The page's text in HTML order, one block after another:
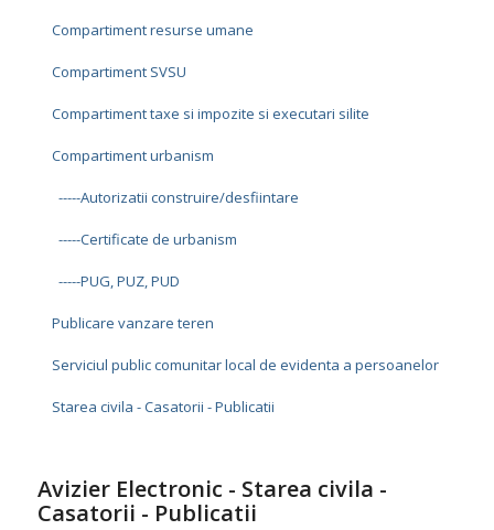
Compartiment resurse umane
Compartiment SVSU
Compartiment taxe si impozite si executari silite
Compartiment urbanism
-----Autorizatii construire/desfiintare
-----Certificate de urbanism
-----PUG, PUZ, PUD
Publicare vanzare teren
Serviciul public comunitar local de evidenta a persoanelor
Starea civila - Casatorii - Publicatii
Avizier Electronic - Starea civila -
Casatorii - Publicatii